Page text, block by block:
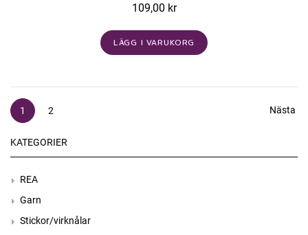
109,00 kr
LÄGG I VARUKORG
1 2 Nästa
KATEGORIER
REA
Garn
Stickor/virknålar